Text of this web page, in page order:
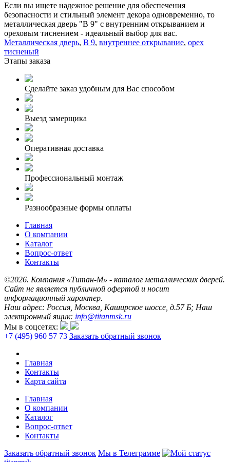
Если вы ищете надежное решение для обеспечения
безопасности и стильный элемент декора одновременно, то
металлическая дверь "В 9" с внутренним открыванием и
ореховым тиснением - идеальный выбор для вас.
Металлическая дверь, В 9, внутреннее открывание, орех
тисненый
Этапы заказа
Сделайте заказ удобным для Вас способом
Выезд замерщика
Оперативная доставка
Профессиональный монтаж
Разнообразные формы оплаты
Главная
О компании
Каталог
Вопрос-ответ
Контакты
©2026. Компания «Титан-М» - каталог металлических дверей.
Сайт не является публичной офертой и носит
информационный характер.
Наш адрес: Россия, Москва, Каширское шоссе, д.57 Б; Наш
электронный ящик: info@titanmsk.ru
Мы в соцсетях:
+7 (495) 960 57 73 Заказать обратный звонок
Главная
Контакты
Карта сайта
Главная
О компании
Каталог
Вопрос-ответ
Контакты
Заказать обратный звонок Мы в Телеграмме